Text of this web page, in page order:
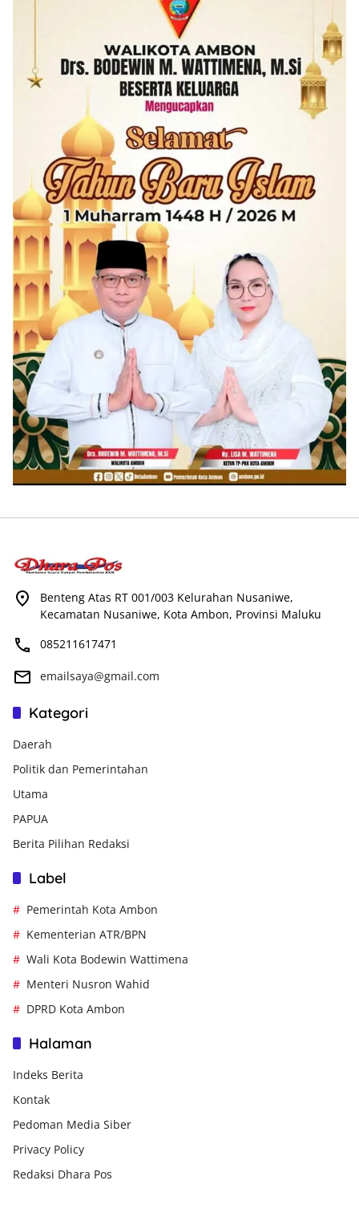
Benteng Atas RT 001/003 Kelurahan Nusaniwe,
Kecamatan Nusaniwe, Kota Ambon, Provinsi Maluku
085211617471
emailsaya@gmail.com
Kategori
Daerah
Politik dan Pemerintahan
Utama
PAPUA
Berita Pilihan Redaksi
Label
Pemerintah Kota Ambon
Kementerian ATR/BPN
Wali Kota Bodewin Wattimena
Menteri Nusron Wahid
DPRD Kota Ambon
Halaman
Indeks Berita
Kontak
Pedoman Media Siber
Privacy Policy
Redaksi Dhara Pos